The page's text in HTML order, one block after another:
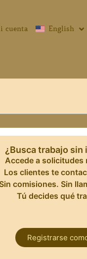
cuenta English
¿Busca trabajo
Accede a solicitudes
Los clientes te
Sin comisiones. Sin
Tú decides qué
Registrarse